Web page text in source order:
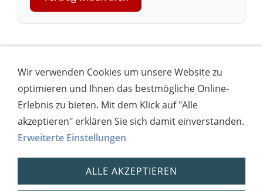
Impressum AGB
Widerrufsbutton
Widerrufsrecht
Online-Streitschlichtung
Datenschutz
Versand
Bezahlsysteme
Kontakt
Disclaimer Versandtage Cookies
Bankverbindung: Consorsbank, Kt-Inhaber:
Dietmar Fuchs
IBAN: DE27 7012 0400 7111 5910 17 / BIC:
CSDBDE71
Wir verwenden Cookies um unsere Website zu
optimieren und Ihnen das bestmögliche Online-
Erlebnis zu bieten. Mit dem Klick auf "Alle
akzeptieren" erklären Sie sich damit einverstanden.
Erweiterte Einstellungen
ALLE AKZEPTIEREN